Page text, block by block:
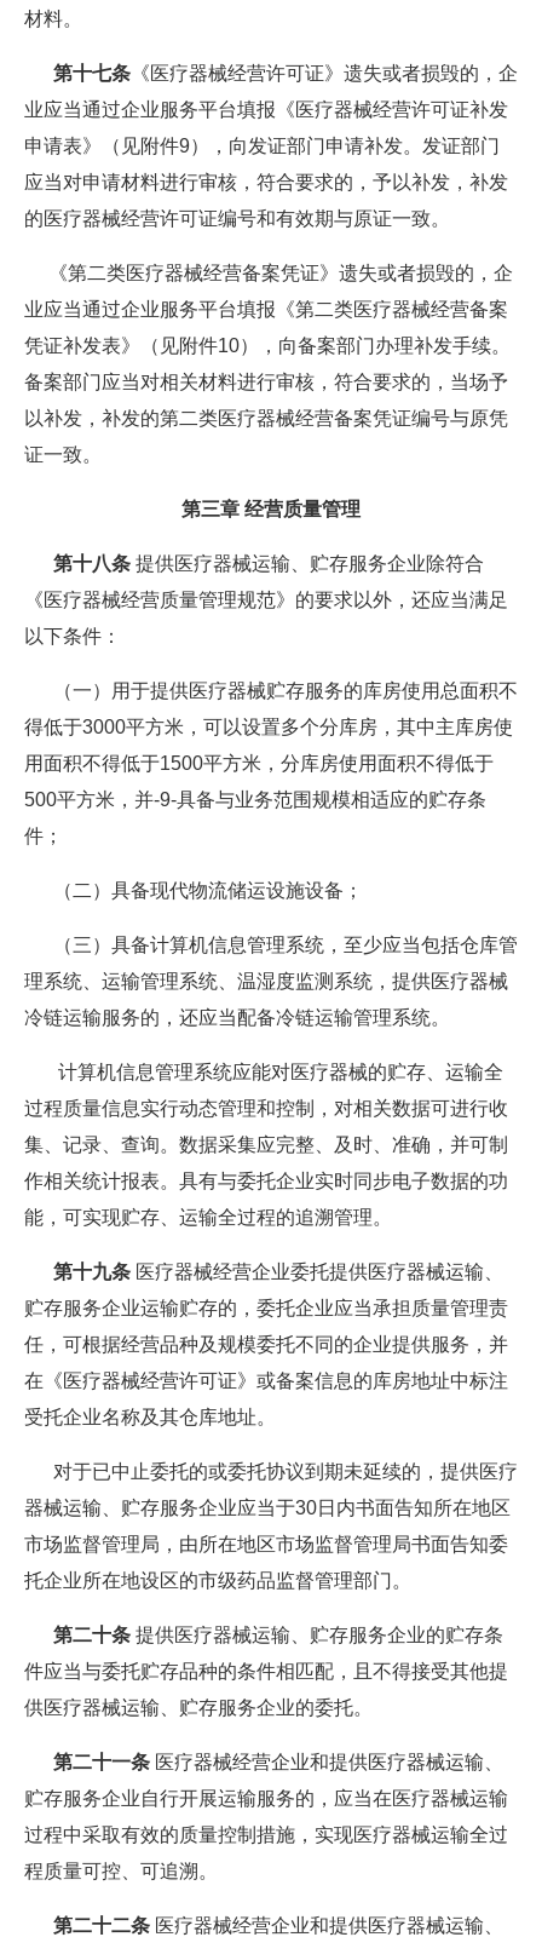
材料。
第十七条 《医疗器械经营许可证》遗失或者损毁的，企
业应当通过企业服务平台填报《医疗器械经营许可证补发
申请表》（见附件9），向发证部门申请补发。发证部门
应当对申请材料进行审核，符合要求的，予以补发，补发
的医疗器械经营许可证编号和有效期与原证一致。
《第二类医疗器械经营备案凭证》遗失或者损毁的，企
业应当通过企业服务平台填报《第二类医疗器械经营备案
凭证补发表》（见附件10），向备案部门办理补发手续。
备案部门应当对相关材料进行审核，符合要求的，当场予
以补发，补发的第二类医疗器械经营备案凭证编号与原凭
证一致。
第三章 经营质量管理
第十八条 提供医疗器械运输、贮存服务企业除符合
《医疗器械经营质量管理规范》的要求以外，还应当满足
以下条件：
（一）用于提供医疗器械贮存服务的库房使用总面积不
得低于3000平方米，可以设置多个分库房，其中主库房使
用面积不得低于1500平方米，分库房使用面积不得低于
500平方米，并-9-具备与业务范围规模相适应的贮存条
件；
（二）具备现代物流储运设施设备；
（三）具备计算机信息管理系统，至少应当包括仓库管
理系统、运输管理系统、温湿度监测系统，提供医疗器械
冷链运输服务的，还应当配备冷链运输管理系统。
计算机信息管理系统应能对医疗器械的贮存、运输全
过程质量信息实行动态管理和控制，对相关数据可进行收
集、记录、查询。数据采集应完整、及时、准确，并可制
作相关统计报表。具有与委托企业实时同步电子数据的功
能，可实现贮存、运输全过程的追溯管理。
第十九条 医疗器械经营企业委托提供医疗器械运输、
贮存服务企业运输贮存的，委托企业应当承担质量管理责
任，可根据经营品种及规模委托不同的企业提供服务，并
在《医疗器械经营许可证》或备案信息的库房地址中标注
受托企业名称及其仓库地址。
对于已中止委托的或委托协议到期未延续的，提供医疗
器械运输、贮存服务企业应当于30日内书面告知所在地区
市场监督管理局，由所在地区市场监督管理局书面告知委
托企业所在地设区的市级药品监督管理部门。
第二十条 提供医疗器械运输、贮存服务企业的贮存条
件应当与委托贮存品种的条件相匹配，且不得接受其他提
供医疗器械运输、贮存服务企业的委托。
第二十一条 医疗器械经营企业和提供医疗器械运输、
贮存服务企业自行开展运输服务的，应当在医疗器械运输
过程中采取有效的质量控制措施，实现医疗器械运输全过
程质量可控、可追溯。
第二十二条 医疗器械经营企业和提供医疗器械运输、